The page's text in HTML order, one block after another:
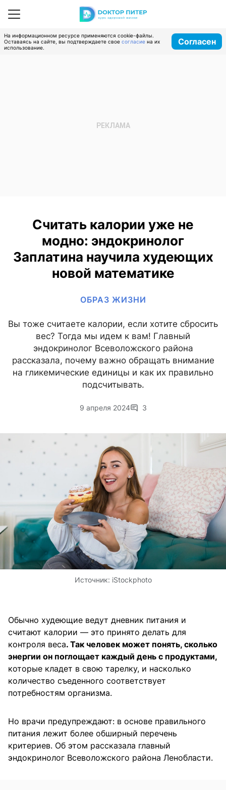
На информационном ресурсе применяются cookie-файлы.
Оставаясь на сайте, вы подтверждаете свое согласие на их
использование.
Согласен
Считать калории уже не
модно: эндокринолог
Заплатина научила худеющих
новой математике
ОБРАЗ ЖИЗНИ
Вы тоже считаете калории, если хотите сбросить
вес? Тогда мы идем к вам! Главный
эндокринолог Всеволожского района
рассказала, почему важно обращать внимание
на гликемические единицы и как их правильно
подсчитывать.
9 апреля 2024 3
Источник: iStockphoto
Обычно худеющие ведут дневник питания и
считают калории — это принято делать для
контроля веса. Так человек может понять, сколько
энергии он поглощает каждый день с продуктами,
которые кладет в свою тарелку, и насколько
количество съеденного соответствует
потребностям организма.
Но врачи предупреждают: в основе правильного
питания лежит более обширный перечень
критериев. Об этом рассказала главный
эндокринолог Всеволожского района Ленобласти.